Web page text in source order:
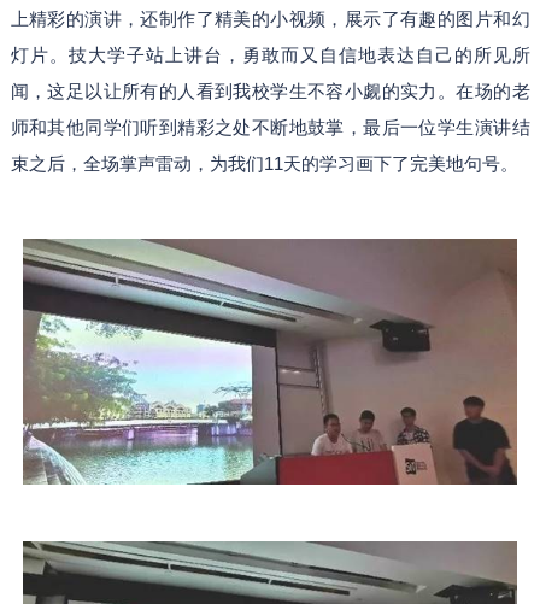
上精彩的演讲，还制作了精美的小视频，展示了有趣的图片和幻
灯片。技大学子站上讲台，勇敢而又自信地表达自己的所见所
闻，这足以让所有的人看到我校学生不容小觑的实力。在场的老
师和其他同学们听到精彩之处不断地鼓掌，最后一位学生演讲结
束之后，全场掌声雷动，为我们11天的学习画下了完美地句号。